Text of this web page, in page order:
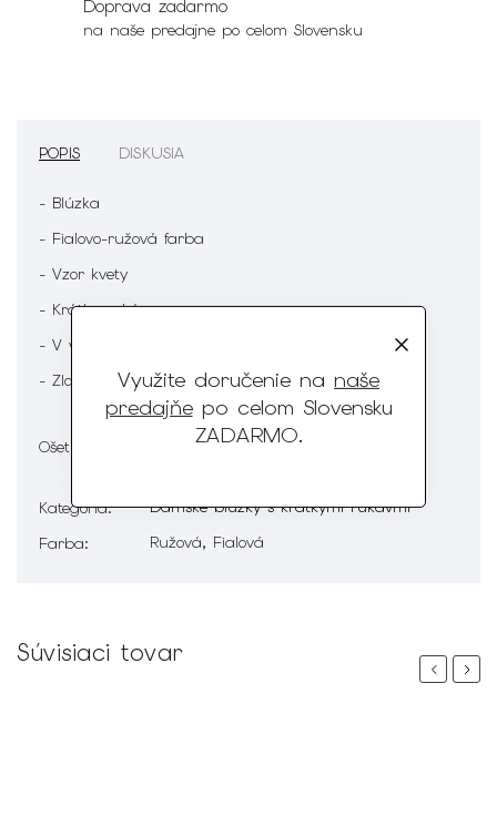
Využite doručenie na naše
predajňepo celom Slovensku
ZADARMO.
Doprava zadarmo
na naše predajne po celom Slovensku
POPIS DISKUSIA
- Blúzka
- Fialovo-ružová farba
- Vzor kvety
- Krátky rukáv
- V výstrih
- Zloženie : 70% Viskóza 30% Polyester
Ošetrenie :
Kategória:
Dámske blúzky s krátkymi rukávmi
Farba: Ružová, Fialová
Súvisiaci tovar
PreviousNext